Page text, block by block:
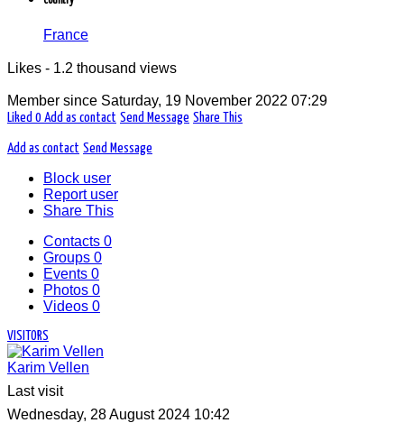
France
Likes - 1.2 thousand views
Member since Saturday, 19 November 2022 07:29
Liked 0 Add as contact Send Message Share This
Add as contact Send Message
Block user
Report user
Share This
Contacts 0
Groups 0
Events 0
Photos 0
Videos 0
VISITORS
Karim Vellen
Last visit
Wednesday, 28 August 2024 10:42